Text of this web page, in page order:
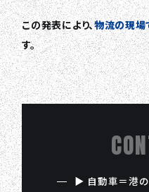
この発表により、物流の現場
す。
▶ 自動車＝港の